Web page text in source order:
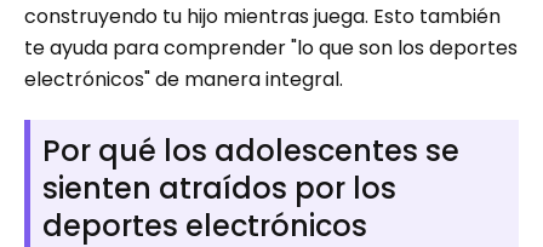
construyendo tu hijo mientras juega. Esto también
te ayuda para comprender "lo que son los deportes
electrónicos" de manera integral.
Por qué los adolescentes se
sienten atraídos por los
deportes electrónicos